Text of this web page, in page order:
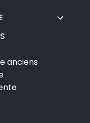

anciens